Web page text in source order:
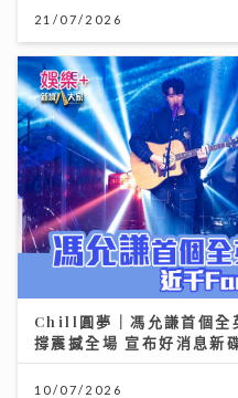
21/07/2026
Chill圓夢｜馮允謙首個全
撐震撼全場 宣布好消息新
10/07/2026